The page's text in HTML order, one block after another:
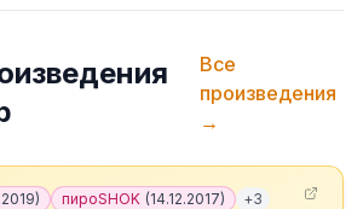
Все
произведения
→
) пироSHOK (14.12.2017) +3